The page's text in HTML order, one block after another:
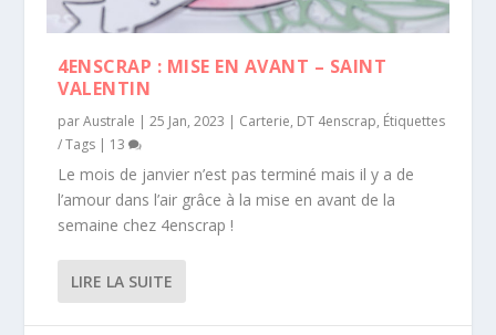
4ENSCRAP : MISE EN AVANT – SAINT
VALENTIN
parAustrale |25 Jan, 2023 | Carterie, DT 4enscrap, Étiquettes
/ Tags | 13
Le mois de janvier n’est pas terminé mais il y a de
l’amour dans l’air grâce à la mise en avant de la
semaine chez 4enscrap !
LIRE LA SUITE